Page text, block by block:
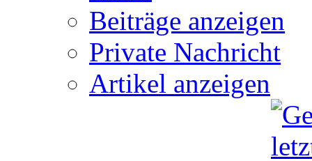
Beiträge anzeigen
Private Nachricht
Artikel anzeigen